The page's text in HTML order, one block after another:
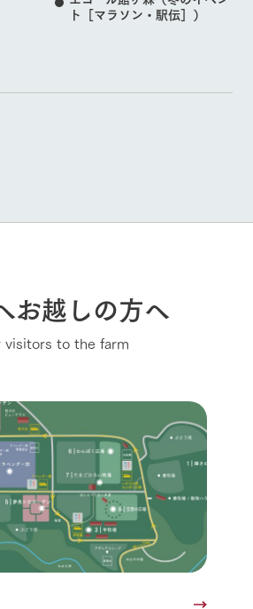
ト［マラソン・駅伝］）
お越しの方へ
visitors to the farm